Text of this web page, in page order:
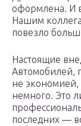
оформлена. И
Нашим
повезло
Настоящие
Автомобилей,
не экономией,
немного. Это
последних —